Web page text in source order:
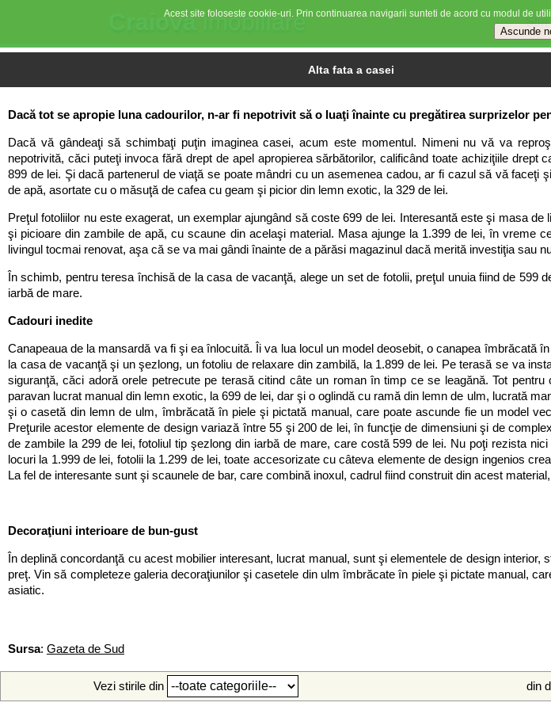
Craiovaimobiliare Stiri
Alta fata a casei
Dacă tot se apropie luna cadourilor, n-ar fi nepotrivit să o luaţi înainte cu pregătirea surprizelor
Dacă vă gândeaţi să schimbaţi puţin imaginea casei, acum este momentul. Nimeni nu vă va
nepotrivită, căci puteţi invoca fără drept de apel apropierea sărbătorilor, calificând toate achiziţiile drept
899 de lei. Şi dacă partenerul de viaţă se poate mândri cu un asemenea cadou, ar fi cazul să vă faceţi
de apă, asortate cu o măsuţă de cafea cu geam şi picior din lemn exotic, la 329 de lei.
Preţul fotoliilor nu este exagerat, un exemplar ajungând să coste 699 de lei. Interesantă este şi masa
şi picioare din zambile de apă, cu scaune din acelaşi material. Masa ajunge la 1.399 de lei, în vreme
livingul tocmai renovat, aşa că se va mai gândi înainte de a părăsi magazinul dacă merită investiţia sau
În schimb, pentru teresa închisă de la casa de vacanţă, alege un set de fotolii, preţul unuia fiind de 599
iarbă de mare.
Cadouri inedite
Canapeaua de la mansardă va fi şi ea înlocuită. Îi va lua locul un model deosebit, o canapea
la casa de vacanţă şi un şezlong, un fotoliu de relaxare din zambilă, la 1.899 de lei. Pe terasă se va
siguranţă, căci adoră orele petrecute pe terasă citind câte un roman în timp ce se leagănă. Tot
paravan lucrat manual din lemn exotic, la 699 de lei, dar şi o oglindă cu ramă din lemn de ulm, lucrată
şi o casetă din lemn de ulm, îmbrăcată în piele şi pictată manual, care poate ascunde fie un model
Preţurile acestor elemente de design variază între 55 şi 200 de lei, în funcţie de dimensiuni şi de
de zambile la 299 de lei, fotoliul tip şezlong din iarbă de mare, care costă 599 de lei. Nu poţi rezista
locuri la 1.999 de lei, fotolii la 1.299 de lei, toate accesorizate cu câteva elemente de design ingenios
La fel de interesante sunt şi scaunele de bar, care combină inoxul, cadrul fiind construit din acest
Decoraţiuni interioare de bun-gust
În deplină concordanţă cu acest mobilier interesant, lucrat manual, sunt şi elementele de design
preţ. Vin să completeze galeria decoraţiunilor şi casetele din ulm îmbrăcate în piele şi pictate manual,
asiatic.
Sursa: Gazeta de Sud
Vezi stirile din din
Acest site foloseste cookie-uri. Prin continuarea navigarii sunteti de acord cu modul de